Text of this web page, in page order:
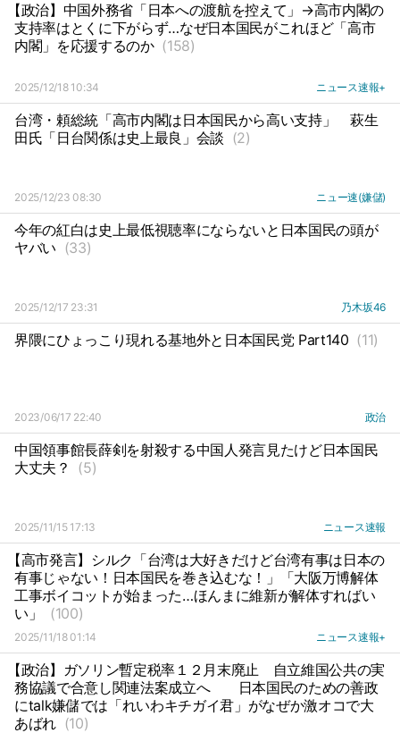
【政治】中国外務省「日本への渡航を控えて」→高市内閣の
支持率はとくに下がらず…なぜ日本国民がこれほど「高市
内閣」を応援するのか (158)
2025/12/18 10:34 ニュース速報+
台湾・頼総統「高市内閣は日本国民から高い支持」
萩生
田氏「日台関係は史上最良」会談 (2)
2025/12/23 08:30 ニュー速(嫌儲)
今年の紅白は史上最低視聴率にならないと日本国民の頭が
ヤバい (33)
2025/12/17 23:31 乃木坂46
界隈にひょっこり現れる基地外と日本国民党 Part140 (11)
2023/06/17 22:40 政治
中国領事館長薛剣を射殺する中国人発言見たけど日本国民
大丈夫？
(5)
2025/11/15 17:13 ニュース速報
【高市発言】シルク「台湾は大好きだけど台湾有事は日本の
有事じゃない！日本国民を巻き込むな！」「大阪万博解体
工事ボイコットが始まった…ほんまに維新が解体すればい
い」
(100)
2025/11/18 01:14 ニュース速報+
【政治】ガソリン暫定税率１２月末廃止
自立維国公共の実
務協議で合意し関連法案成立へ
日本国民のための善政
にtalk嫌儲では「れいわキチガイ君」がなぜか激オコで大
あばれ (10)